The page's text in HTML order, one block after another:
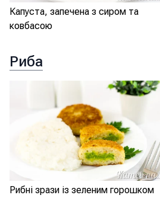
Капуста, запечена з сиром та
ковбасою
Риба
Рибні зрази із зеленим горошком